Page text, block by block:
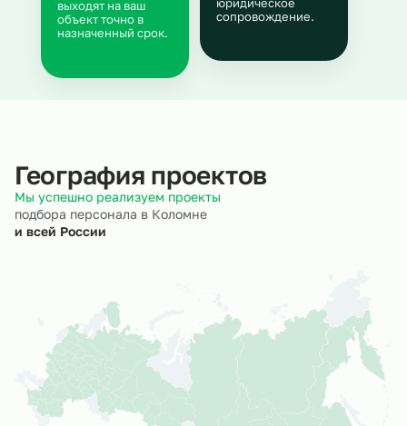
сопровождение.
выходят на ваш
объект точно в
назначенный срок.
География проектов
Мы успешно реализуем проекты
подбора персонала в Коломне
и всей России